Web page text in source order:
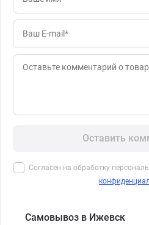
Оставить
Согласен на обработку
Самовывоз в Ижевск